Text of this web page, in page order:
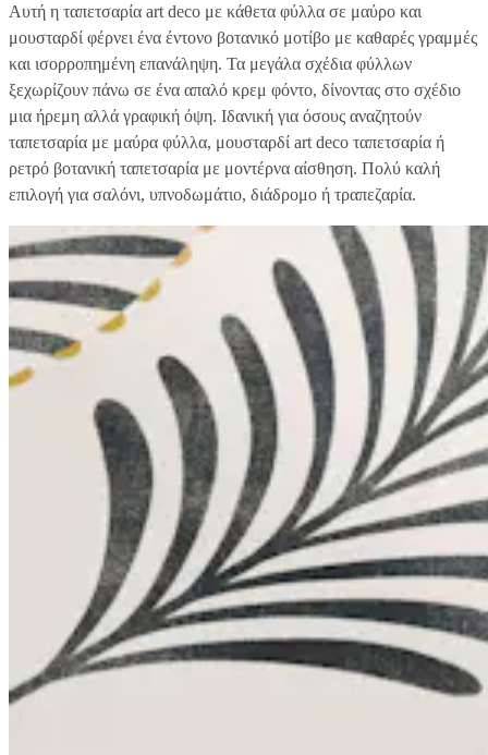
Αυτή η ταπετσαρία art deco με κάθετα φύλλα σε μαύρο και
μουσταρδί φέρνει ένα έντονο βοτανικό μοτίβο με καθαρές γραμμές
και ισορροπημένη επανάληψη. Τα μεγάλα σχέδια φύλλων
ξεχωρίζουν πάνω σε ένα απαλό κρεμ φόντο, δίνοντας στο σχέδιο
μια ήρεμη αλλά γραφική όψη. Ιδανική για όσους αναζητούν
ταπετσαρία με μαύρα φύλλα, μουσταρδί art deco ταπετσαρία ή
ρετρό βοτανική ταπετσαρία με μοντέρνα αίσθηση. Πολύ καλή
επιλογή για σαλόνι, υπνοδωμάτιο, διάδρομο ή τραπεζαρία.